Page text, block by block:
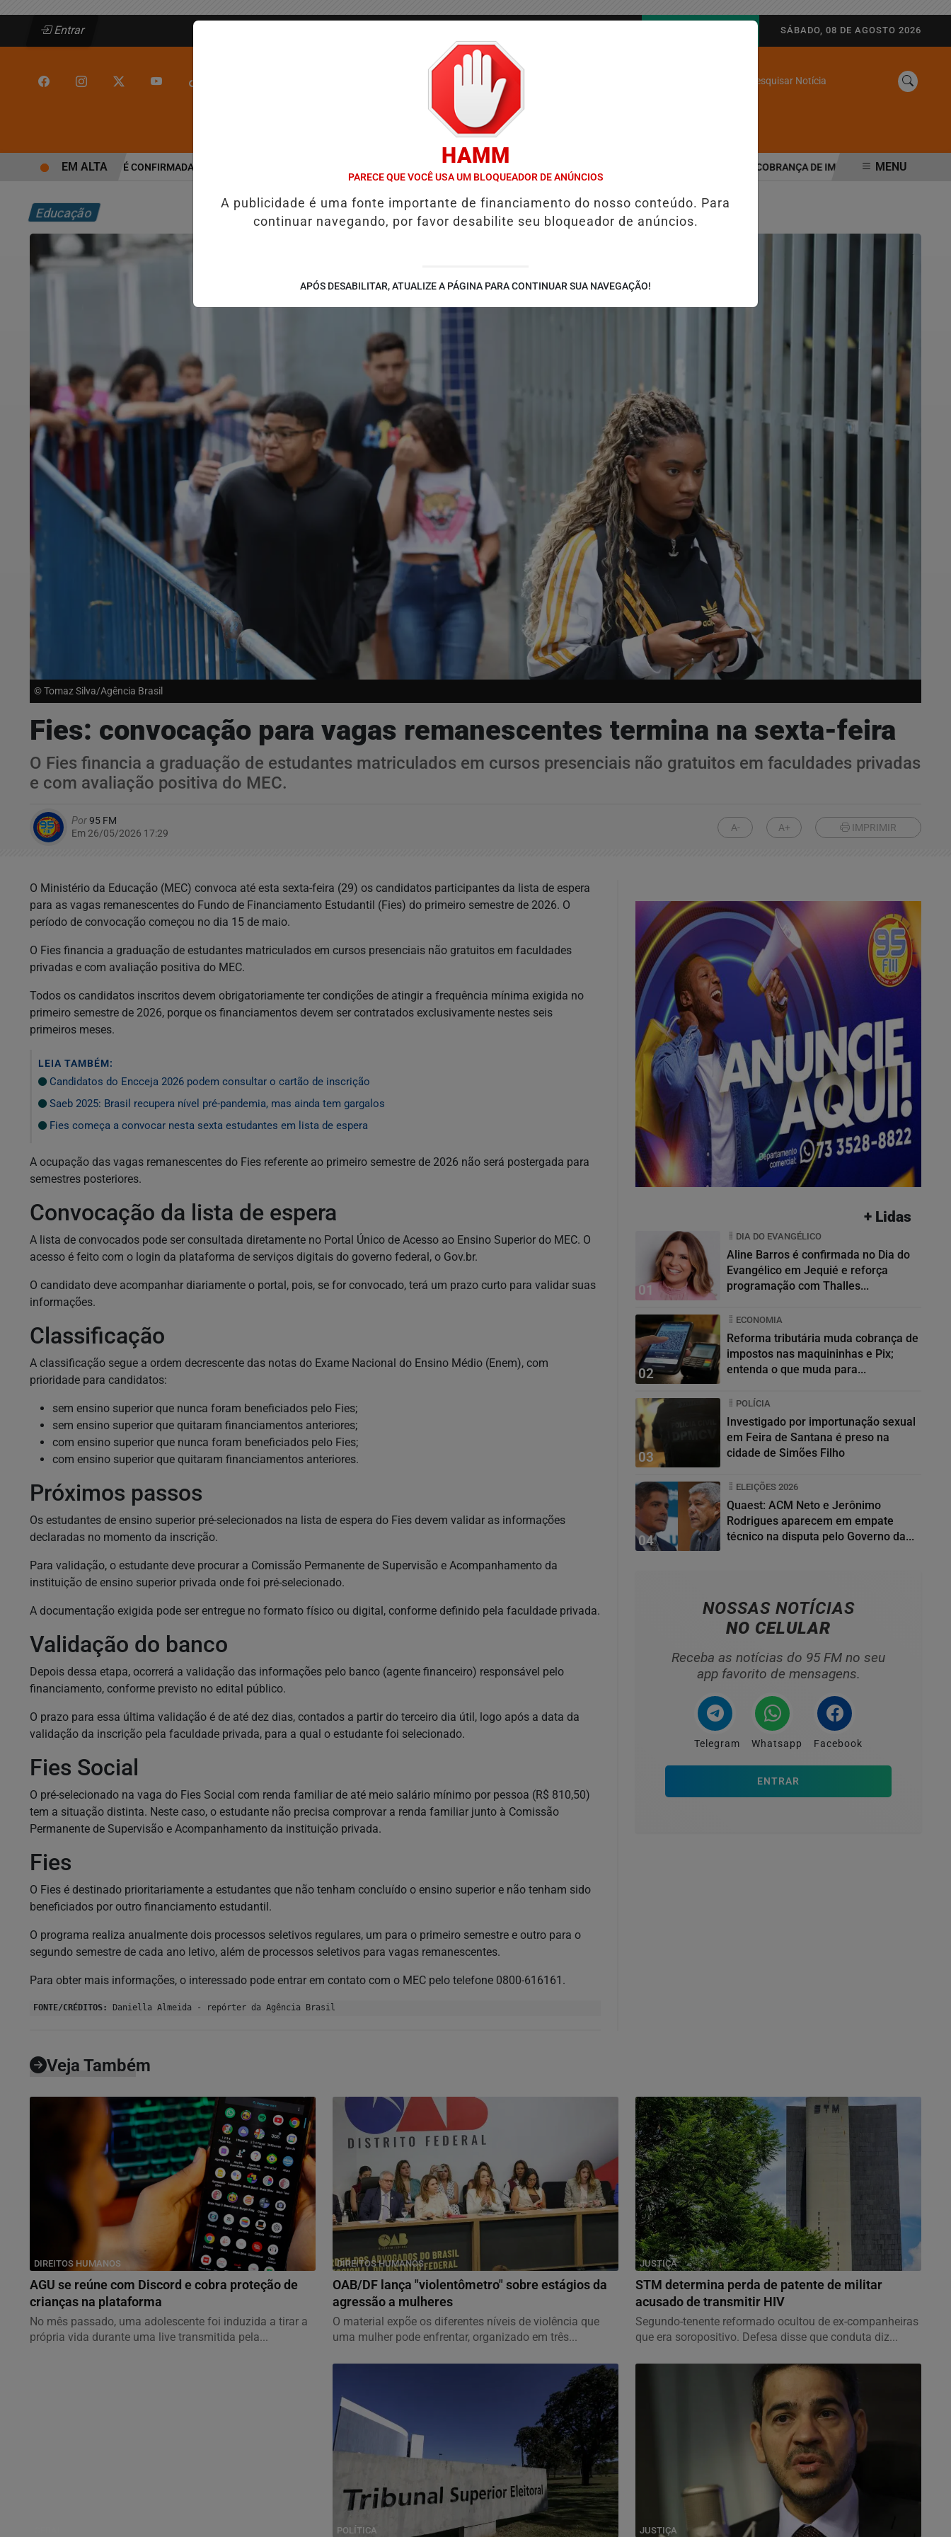
Entrar SÁBADO, 08 DE AGOSTO 2026
Pesquisar Notícia
/ PUBLICIDADES LEGAIS
ALINE BARROS É CONFIRMADA NO DIA DO EVANGÉLICO EM JEQUIÉ E REFORÇA PROGRAMAÇÃO COM THALLES ROBERTO REFORMA TRIBUTÁRIA MUDA COBRANÇA DE IMPOSTOS NAS MAQUININHAS
EM ALTA MENU
Educação
© Tomaz Silva/Agência Brasil
Fies: convocação para vagas remanescentes termina na sexta-feira
O Fies financia a graduação de estudantes matriculados em cursos presenciais não gratuitos em faculdades privadas
e com avaliação positiva do MEC.
Por95 FM
Em 26/05/2026 17:29
A- A+ IMPRIMIR
O Ministério da Educação (MEC) convoca até esta sexta-feira (29) os candidatos participantes da lista de espera
para as vagas remanescentes do Fundo de Financiamento Estudantil (Fies) do primeiro semestre de 2026. O
período de convocação começou no dia 15 de maio.
O Fies financia a graduação de estudantes matriculados em cursos presenciais não gratuitos em faculdades
privadas e com avaliação positiva do MEC.
Todos os candidatos inscritos devem obrigatoriamente ter condições de atingir a frequência mínima exigida no
primeiro semestre de 2026, porque os financiamentos devem ser contratados exclusivamente nestes seis
primeiros meses.
LEIA TAMBÉM:
Candidatos do Encceja 2026 podem consultar o cartão de inscrição
Saeb 2025: Brasil recupera nível pré-pandemia, mas ainda tem gargalos
Fies começa a convocar nesta sexta estudantes em lista de espera
A ocupação das vagas remanescentes do Fies referente ao primeiro semestre de 2026 não será postergada para
semestres posteriores.
Convocação da lista de espera
A lista de convocados pode ser consultada diretamente no Portal Único de Acesso ao Ensino Superior do MEC. O
acesso é feito com o login da plataforma de serviços digitais do governo federal, o Gov.br.
O candidato deve acompanhar diariamente o portal, pois, se for convocado, terá um prazo curto para validar suas
informações.
Classificação
A classificação segue a ordem decrescente das notas do Exame Nacional do Ensino Médio (Enem), com
prioridade para candidatos:
sem ensino superior que nunca foram beneficiados pelo Fies;
sem ensino superior que quitaram financiamentos anteriores;
com ensino superior que nunca foram beneficiados pelo Fies;
com ensino superior que quitaram financiamentos anteriores.
Próximos passos
Os estudantes de ensino superior pré-selecionados na lista de espera do Fies devem validar as informações
declaradas no momento da inscrição.​​
​​Para validação, o estudante deve procurar a Comissão Permanente de Supervisão e Acompanhamento da
instituição de ensino superior privada onde foi pré-selecionado.
A documentação exigida pode ser entregue no formato físico ou digital, conforme definido pela faculdade privada.
Validação do banco
Depois dessa etapa, ocorrerá a validação das informações pelo banco (agente financeiro) responsável pelo
financiamento, conforme previsto no edital público.
O prazo para essa última validação é de até dez dias, contados a partir do terceiro dia útil, logo após a data da
validação da inscrição pela faculdade privada, para a qual o estudante foi selecionado.
Fies Social
O pré-selecionado na vaga do Fies Social com renda familiar de até meio salário mínimo por pessoa (R$ 810,50)
tem a situação distinta. Neste caso, o estudante não precisa comprovar a renda familiar junto à Comissão
Permanente de Supervisão e Acompanhamento da instituição privada.
Fies
O Fies é destinado prioritariamente a estudantes que não tenham concluído o ensino superior e não tenham sido
beneficiados por outro financiamento estudantil.
O programa realiza anualmente dois processos seletivos regulares, um para o primeiro semestre e outro para o
segundo semestre de cada ano letivo, além de processos seletivos para vagas remanescentes.
Para obter mais informações, o interessado pode entrar em contato com o MEC pelo telefone 0800-616161.
FONTE/CRÉDITOS: Daniella Almeida - repórter da Agência Brasil
+ Lidas
01
DIA DO EVANGÉLICO
Aline Barros é confirmada no Dia do
Evangélico em Jequié e reforça
programação com Thalles...
02
ECONOMIA
Reforma tributária muda cobrança de
impostos nas maquininhas e Pix;
entenda o que muda para...
03
POLÍCIA
Investigado por importunação sexual
em Feira de Santana é preso na
cidade de Simões Filho
04
ELEIÇÕES 2026
Quaest: ACM Neto e Jerônimo
Rodrigues aparecem em empate
técnico na disputa pelo Governo da...
NOSSAS NOTÍCIAS
NO CELULAR
Receba as notícias do 95 FM no seu
app favorito de mensagens.
Telegram Whatsapp Facebook
ENTRAR
Veja Também
DIREITOS HUMANOS
AGU se reúne com Discord e cobra proteção de
crianças na plataforma
No mês passado, uma adolescente foi induzida a tirar a
própria vida durante uma live transmitida pela...
DIREITOS HUMANOS
OAB/DF lança "violentômetro" sobre estágios da
agressão a mulheres
O material expõe os diferentes níveis de violência que
uma mulher pode enfrentar, organizado em três...
JUSTIÇA
STM determina perda de patente de militar
acusado de transmitir HIV
Segundo-tenente reformado ocultou de ex-companheiras
que era soropositivo. Defesa disse que conduta diz...
POLÍTICA JUSTIÇA
HAMM
PARECE QUE VOCÊ USA UM BLOQUEADOR DE ANÚNCIOS
A publicidade é uma fonte importante de financiamento do nosso conteúdo. Para
continuar navegando, por favor desabilite seu bloqueador de anúncios.
APÓS DESABILITAR, ATUALIZE A PÁGINA PARA CONTINUAR SUA NAVEGAÇÃO!